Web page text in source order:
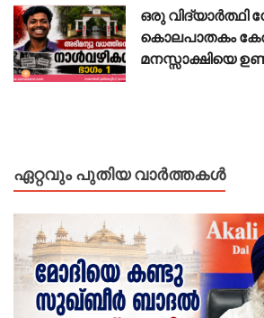
ഒരു വിദ്യാർത്ഥി
കൊലപാതകം
മനസ്സാക്ഷിയെ
ഏറ്റവും പുതിയ വാർത്തകൾ